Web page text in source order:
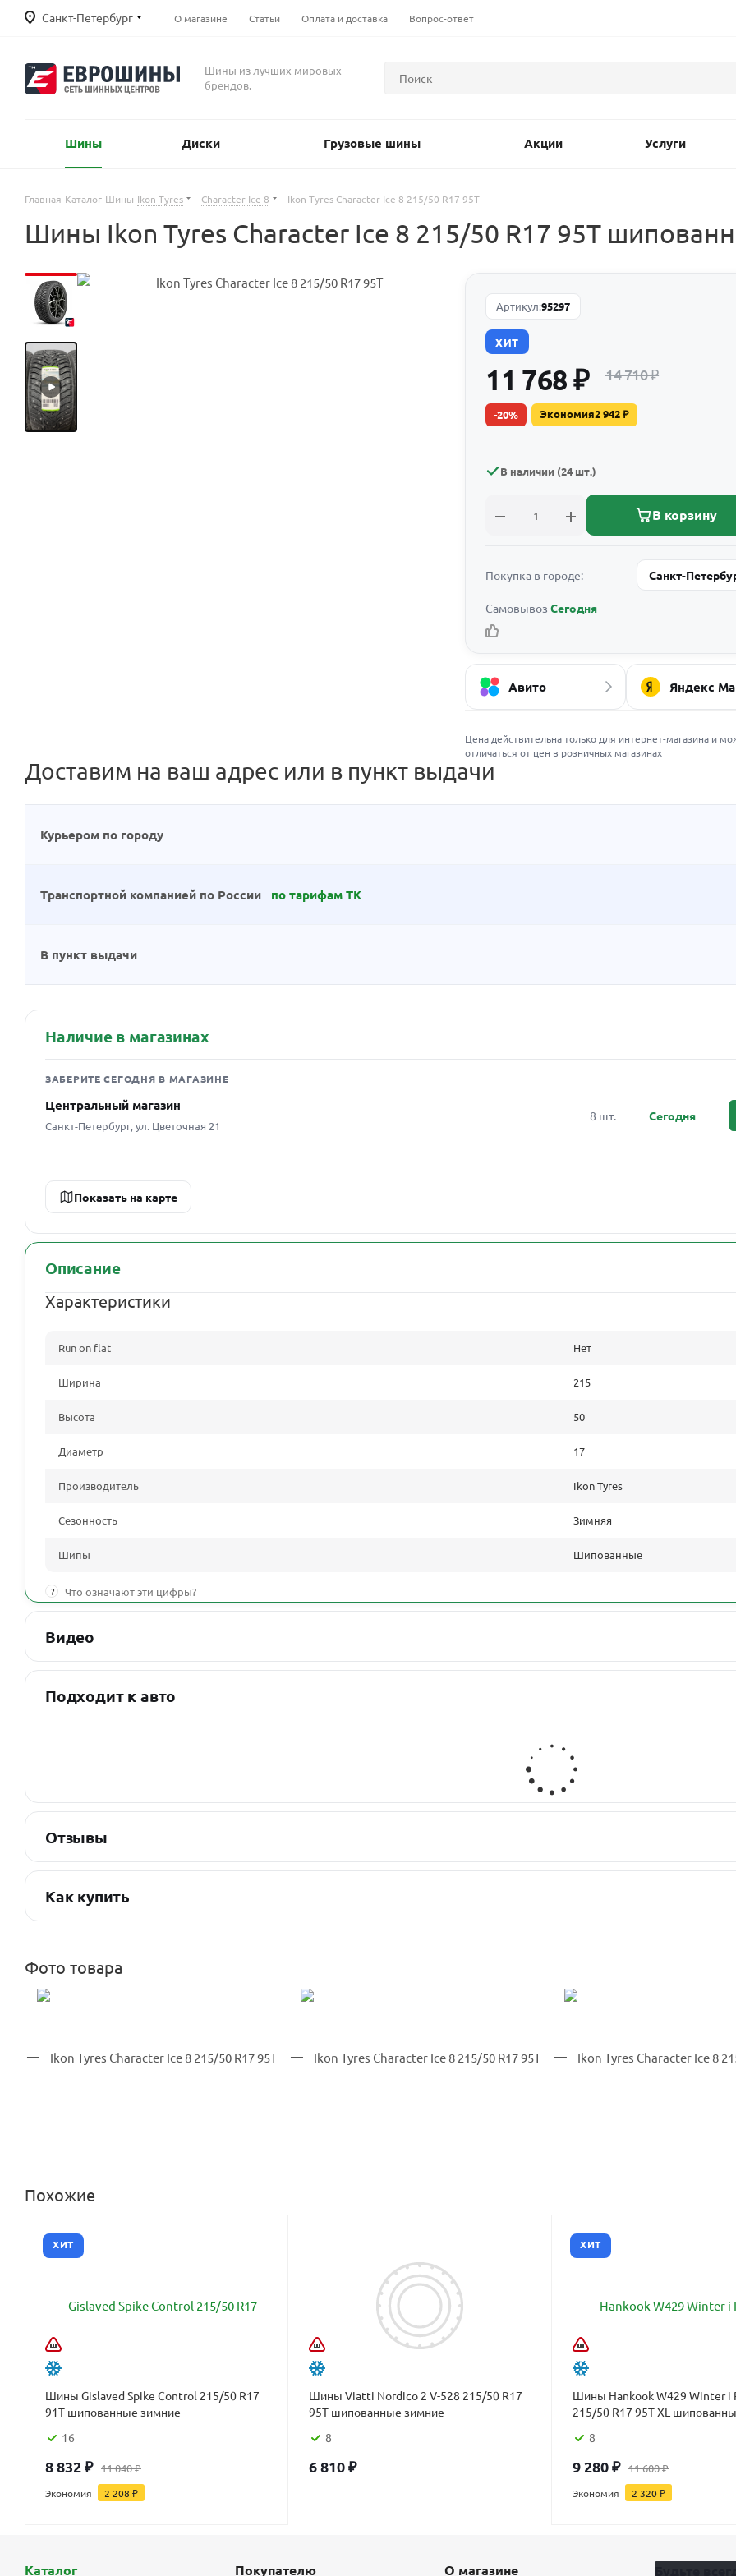
Санкт-Петербург О магазине Статьи Оплата и доставка Вопрос-ответ
Шины из лучших мировых
брендов.
Шины Диски Грузовые шины Акции Услуги
Главная-Каталог-Шины-Ikon Tyres -Character Ice 8 -Ikon Tyres Character Ice 8 215/50 R17 95T
Шины Ikon Tyres Character Ice 8 215/50 R17 95T
Артикул:95297
ХИТ
11 768₽ 14 710₽
-20% Экономия2 942₽
В наличии (24 шт.)
В корзину
Покупка в городе: Санкт-
СамовывозСегодня
Авито Яндекс
Цена действительна только для интернет-магазина и
отличаться от цен в розничных магазинах
Доставим на ваш адрес или в пункт выдачи
Курьером по городу
Транспортной компанией по России по тарифам ТК
В пункт выдачи
Наличие в магазинах
ЗАБЕРИТЕ СЕГОДНЯ В МАГАЗИНЕ
Центральный магазин
Санкт-Петербург, ул. Цветочная 21
8 шт. Сегодня
Показать на карте
Описание
Характеристики
Run on flat Нет
Ширина 215
Высота 50
Диаметр 17
Производитель Ikon Tyres
Сезонность Зимняя
Шипы Шипованные
? Что означают эти цифры?
Видео
Подходит к авто
Отзывы
Как купить
Фото товара
Похожие
ХИТ
Шины Gislaved Spike Control 215/50 R17
91T шипованные зимние
16
8 832₽ 11 040₽
Экономия 2 208 ₽
Шины Viatti Nordico 2 V-528 215/50 R17
95T шипованные зимние
8
6 810₽
ХИТ
Шины Hankook W429 Winter i
215/50 R17 95T XL
8
9 280₽ 11 600₽
Экономия 2 320₽
Каталог Покупателю О магазине